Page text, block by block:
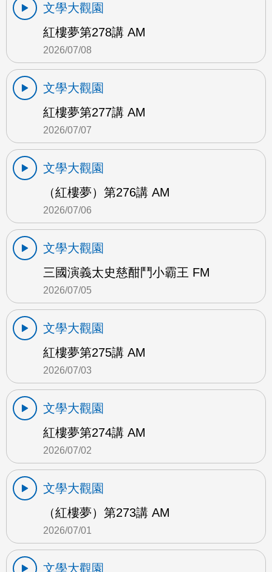
文學大觀園
紅樓夢第278講 AM
2026/07/08
文學大觀園
紅樓夢第277講 AM
2026/07/07
文學大觀園
（紅樓夢）第276講 AM
2026/07/06
文學大觀園
三國演義太史慈酣鬥小霸王 FM
2026/07/05
文學大觀園
紅樓夢第275講 AM
2026/07/03
文學大觀園
紅樓夢第274講 AM
2026/07/02
文學大觀園
（紅樓夢）第273講 AM
2026/07/01
文學大觀園